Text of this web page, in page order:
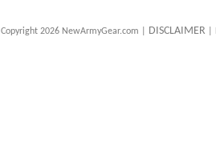
Copyright 2026 NewArmyGear.com | DISCLAIMER